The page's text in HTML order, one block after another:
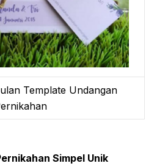
Template Undangan
Simpel Unik